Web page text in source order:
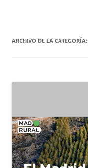
ARCHIVO DE LA CATEGORÍA: